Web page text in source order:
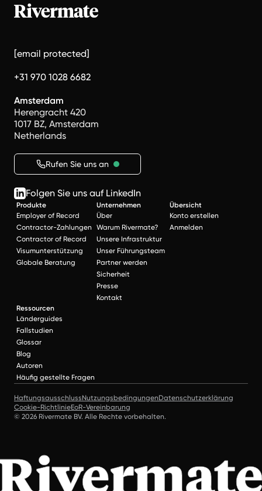
[email protected]
+31 970 1028 6682
Amsterdam
Herengracht 420
1017 BZ, Amsterdam
Netherlands
Rufen Sie uns an
Folgen Sie uns auf LinkedIn
Produkte
Employer of Record
Contractor-Zahlungen
Contractor of Record
Visumunterstützung
Globale Beratung
Unternehmen
Über
Warum Rivermate?
Unsere Infrastruktur
Unser Führungsteam
Partner werden
Sicherheit
Presse
Kontakt
Übersicht
Konto erstellen
Anmelden
Ressourcen
Länderguides
Fallstudien
Glossar
Blog
Autoren
Häufig gestellte Fragen
HaftungsausschlussNutzungsbedingungenDatenschutzerklärung
Cookie-RichtlinieEoR-Vereinbarung
© 2026 Rivermate BV. Alle Rechte vorbehalten.